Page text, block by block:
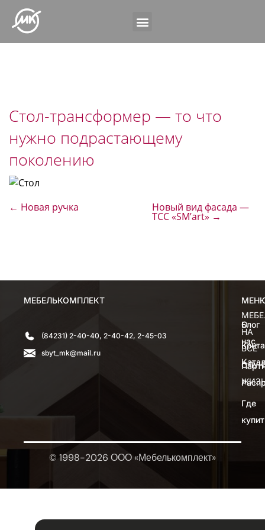
Стол-трансформер — то что
нужно подрастающему
поколению
← Новая ручка Новый вид фасада —
ТСС «SM’art» →
МЕБЕЛЬКОМПЛЕКТ
(84231) 2-40-40, 2-40-42, 2-45-03
sbyt_mk@mail.ru
О
нас
Где
Блог
НА
ВСЕ
© 1998-2026 ООО «Мебелькомплект»